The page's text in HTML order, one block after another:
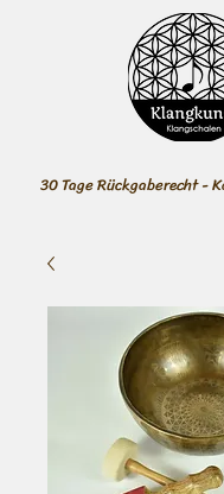
30 Tage Rückgaberecht -